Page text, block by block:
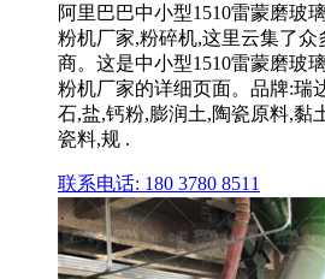
阿里巴巴中小型1510雷蒙磨玻
粉机厂家,粉碎机,这里云集了众
商。这是中小型1510雷蒙磨玻
粉机厂家的详细页面。品牌:瑞
石,盐,钙粉,膨润土,陶瓷原料,黏
瓷料,规 .
联系电话: 180 3780 8511